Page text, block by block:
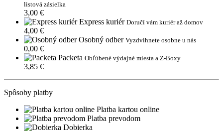
listová zásielka
3,00 €
Express kuriér Doručí vám kuriér až domov
4,00 €
Osobný odber Vyzdvihnete osobne u nás
0,00 €
Packeta Obľúbené výdajné miesta a Z-Boxy
3,85 €
Spôsoby platby
Platba kartou online
Platba prevodom
Dobierka